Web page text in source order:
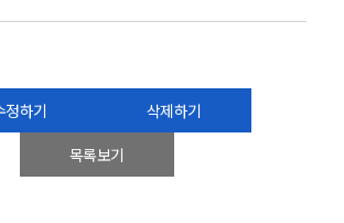
정하기
삭제하기
목록보기